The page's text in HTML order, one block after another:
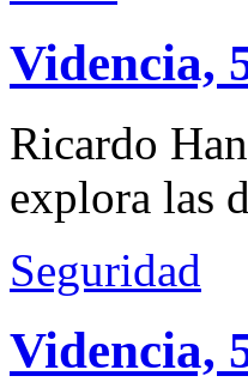
Videncia,
Ricardo
explora las
Seguridad
Videncia,